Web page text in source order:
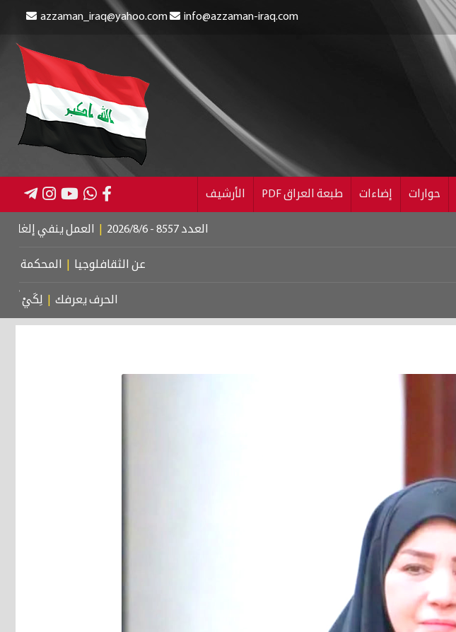
azzaman_iraq@yahoo.com info@azzaman-iraq.com
حوارات إضاءات طبعة العراق PDF الأرشيف
| العمل ينفي إلغاء الإعانة عن
عن الثقافلوجيا | المحكمة الجنائية
الحرف يعرفك | لِكَيْ أُبَالِغَ فِي